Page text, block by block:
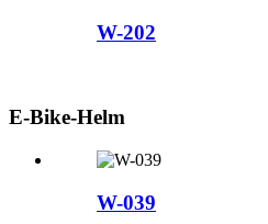
W-202
E-Bike-Helm
W-039